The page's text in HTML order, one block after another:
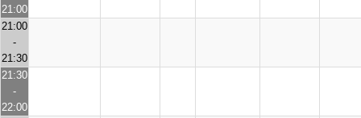
21:00
21:00
-
21:30
21:30
-
22:00